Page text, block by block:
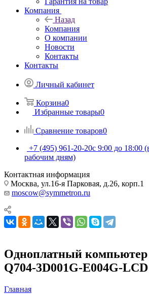
Компания
Назад
Компания
О компании
Новости
Контакты
Контакты
Личный кабинет
Корзина0
Избранные товары0
Сравнение товаров0
+7 (495) 961-20-20с 9:00 до 18:00
рабочим дням)
Контактная информация
Москва, ул.16-я Парковая, д.26, корп.1
moscow@symmetron.ru
Одноплатный
Q704-3D001G-E004G-LCD
Главная